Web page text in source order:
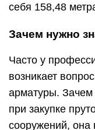
себя 158,48
Зачем нужно
Часто у
возникает
арматуры. Зачем
при закупке
сооружений, она